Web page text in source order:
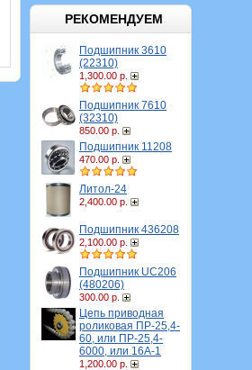
РЕКОМЕНДУЕМ
Подшипник 3610
(22310)
1,300.00 р.
Подшипник 7610
(32310)
850.00 р.
Подшипник 11208
470.00 р.
Литол-24
2,400.00 р.
Подшипник 436208
2,100.00 р.
Подшипник UC206
(480206)
300.00 р.
Цепь приводная
роликовая ПР-25,4-
60, или ПР-25,4-
6000, или 16A-1
1,200.00 р.